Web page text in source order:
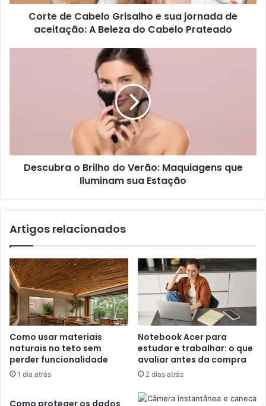
Corte de Cabelo Grisalho e sua jornada de
aceitação: A Beleza do Cabelo Prateado
Descubra o Brilho do Verão: Maquiagens que
Iluminam sua Estação
Artigos relacionados
Como usar materiais
naturais no teto sem
perder funcionalidade
1 dia atrás
Notebook Acer para
estudar e trabalhar: o que
avaliar antes da compra
2 dias atrás
Como proteger os dados